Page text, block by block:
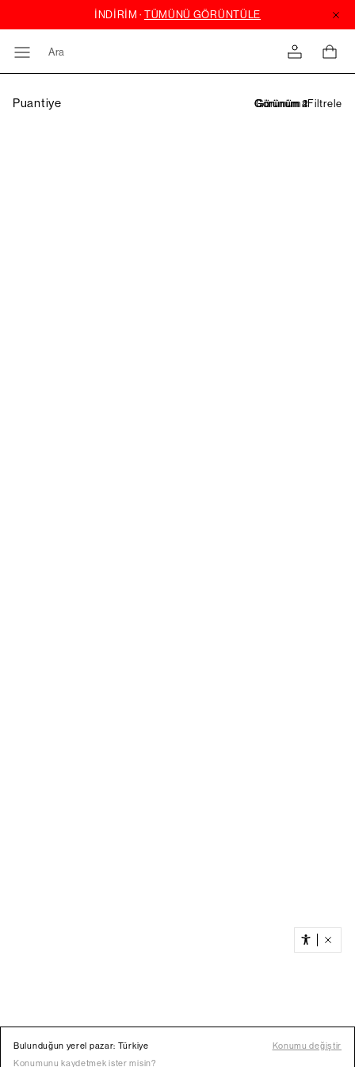
Ara
Puantiye Filtrele
Bulunduğun yerel pazar: Türkiye
Konumu değiştir
Konumunu kaydetmek ister misin?